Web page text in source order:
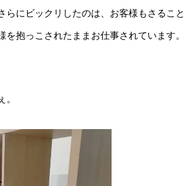
らにビックリしたのは、お客様もさること
を抱っこされたままお仕事されています。
。